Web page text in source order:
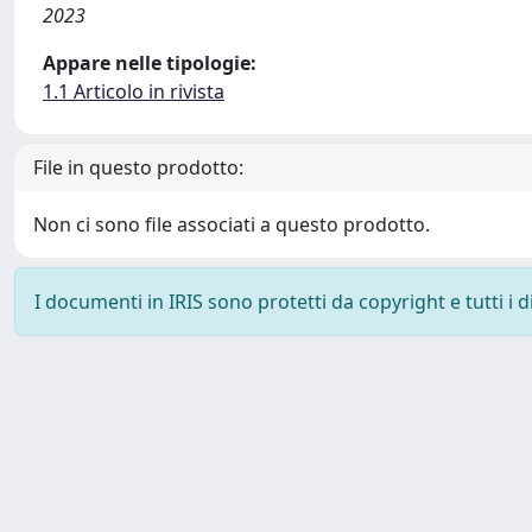
2023
Appare nelle tipologie:
1.1 Articolo in rivista
File in questo prodotto:
Non ci sono file associati a questo prodotto.
I documenti in IRIS sono protetti da copyright e tutti i